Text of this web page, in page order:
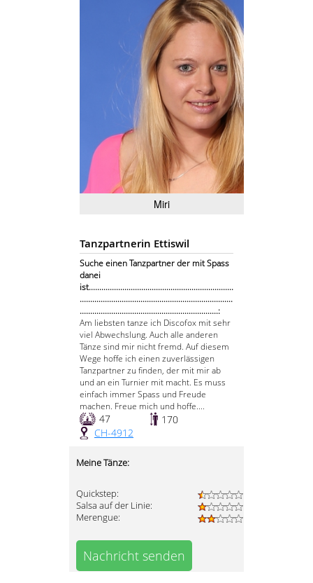
Miri
Tanzpartnerin Ettiswil
Suche einen Tanzpartner der mit Spass
danei
ist.....................................................................
.........................................................................
..................................................................:
Am liebsten tanze ich Discofox mit sehr
viel Abwechslung. Auch alle anderen
Tänze sind mir nicht fremd. Auf diesem
Wege hoffe ich einen zuverlässigen
Tanzpartner zu finden, der mit mir ab
und an ein Turnier mit macht. Es muss
einfach immer Spass und Freude
machen. Freue mich und hoffe....
47
170
CH-4912
Meine Tänze:
Quickstep:
Salsa auf der Linie:
Merengue:
Nachricht senden